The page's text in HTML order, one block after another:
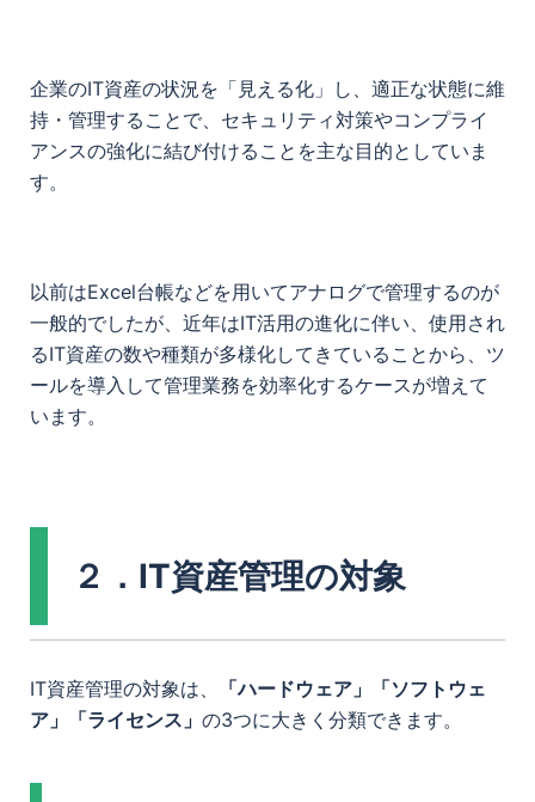
企業のIT資産の状況を「見える化」し、適正な状態に維
持・管理することで、セキュリティ対策やコンプライ
アンスの強化に結び付けることを主な目的としていま
す。
以前はExcel台帳などを用いてアナログで管理するのが
一般的でしたが、近年はIT活用の進化に伴い、使用され
るIT資産の数や種類が多様化してきていることから、ツ
ールを導入して管理業務を効率化するケースが増えて
います。
２．IT資産管理の対象
IT資産管理の対象は、
「ハードウェア」「ソフトウェ
ア」「ライセンス」 の3つに大きく分類できます。